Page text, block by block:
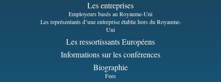
Les entreprises
Employeurs basés au Royaume-Uni
Les représentants d’une entreprise établie hors du Royaume-
Uni
Les ressortissants Européens
Informations sur les conférences
Biographie
Fees